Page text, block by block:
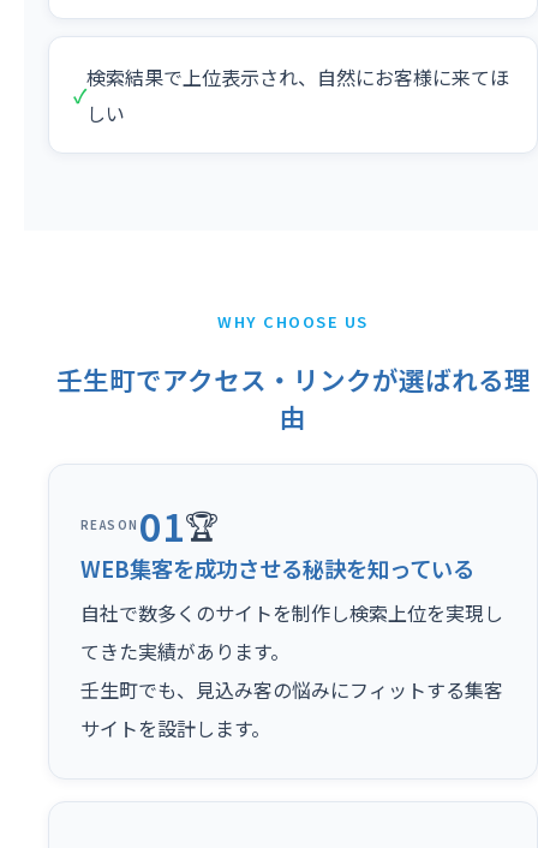
✓
検索結果で上位表示され、自然にお客様に来てほ
しい
WHY CHOOSE US
壬生町でアクセス・リンクが選ばれる理
由
REASON 01🏆
WEB集客を成功させる秘訣を知っている
自社で数多くのサイトを制作し検索上位を実現し
てきた実績があります。
壬生町でも、見込み客の悩みにフィットする集客
サイトを設計します。